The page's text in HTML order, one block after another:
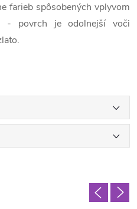
farieb spôsobených vplyvom
- povrch je odolnejší voči